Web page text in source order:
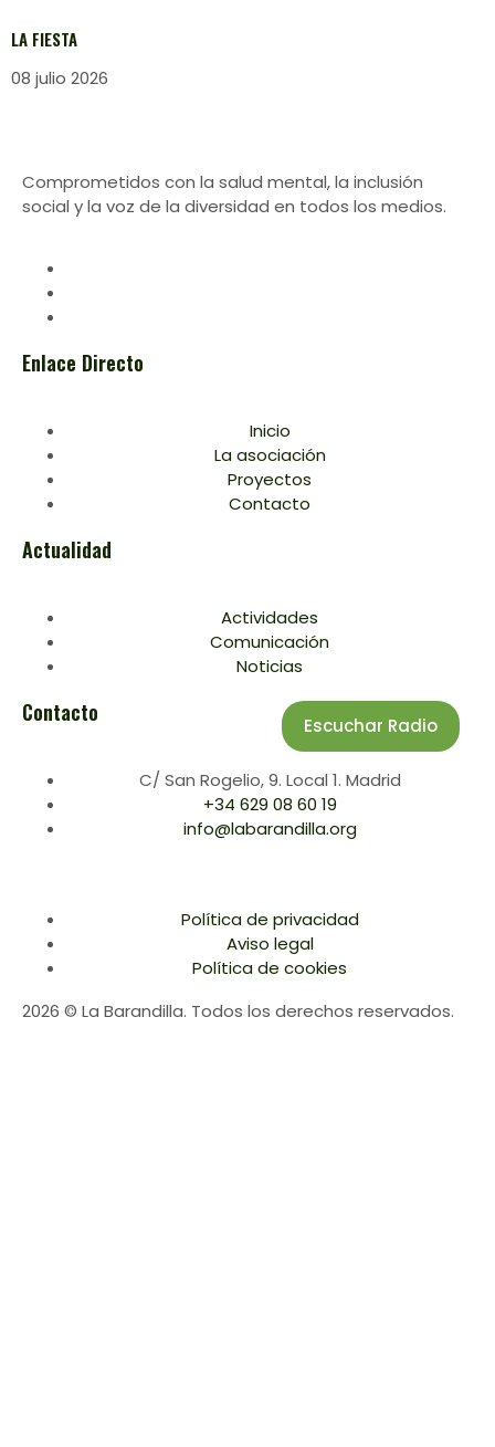
LA FIESTA
08 julio 2026
Comprometidos con la salud mental, la inclusión
social y la voz de la diversidad en todos los medios.
Enlace Directo
Inicio
La asociación
Proyectos
Contacto
Actualidad
Actividades
Comunicación
Noticias
Contacto
C/ San Rogelio, 9. Local 1. Madrid
+34 629 08 60 19
info@labarandilla.org
Escuchar Radio
2026 © La Barandilla. Todos los derechos reservados.
Política de privacidad
Aviso legal
Política de cookies